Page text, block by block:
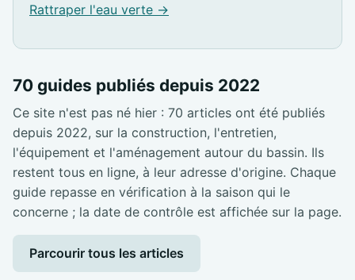
Rattraper l'eau verte →
70 guides publiés depuis 2022
Ce site n'est pas né hier : 70 articles ont été publiés
depuis 2022, sur la construction, l'entretien,
l'équipement et l'aménagement autour du bassin. Ils
restent tous en ligne, à leur adresse d'origine. Chaque
guide repasse en vérification à la saison qui le
concerne ; la date de contrôle est affichée sur la page.
Parcourir tous les articles